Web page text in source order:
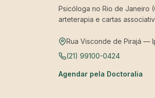
Psicóloga no Rio de Janeiro
arteterapia e cartas
Rua Visconde de Pirajá —
(21) 99100-0424
Agendar pela Doctoralia